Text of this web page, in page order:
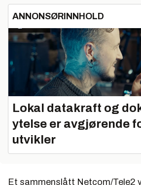
ANNONSØRINNHOLD
Lokal datakraft og
ytelse er avgjørende
utvikler
Et sammenslått Netcom/Tele2